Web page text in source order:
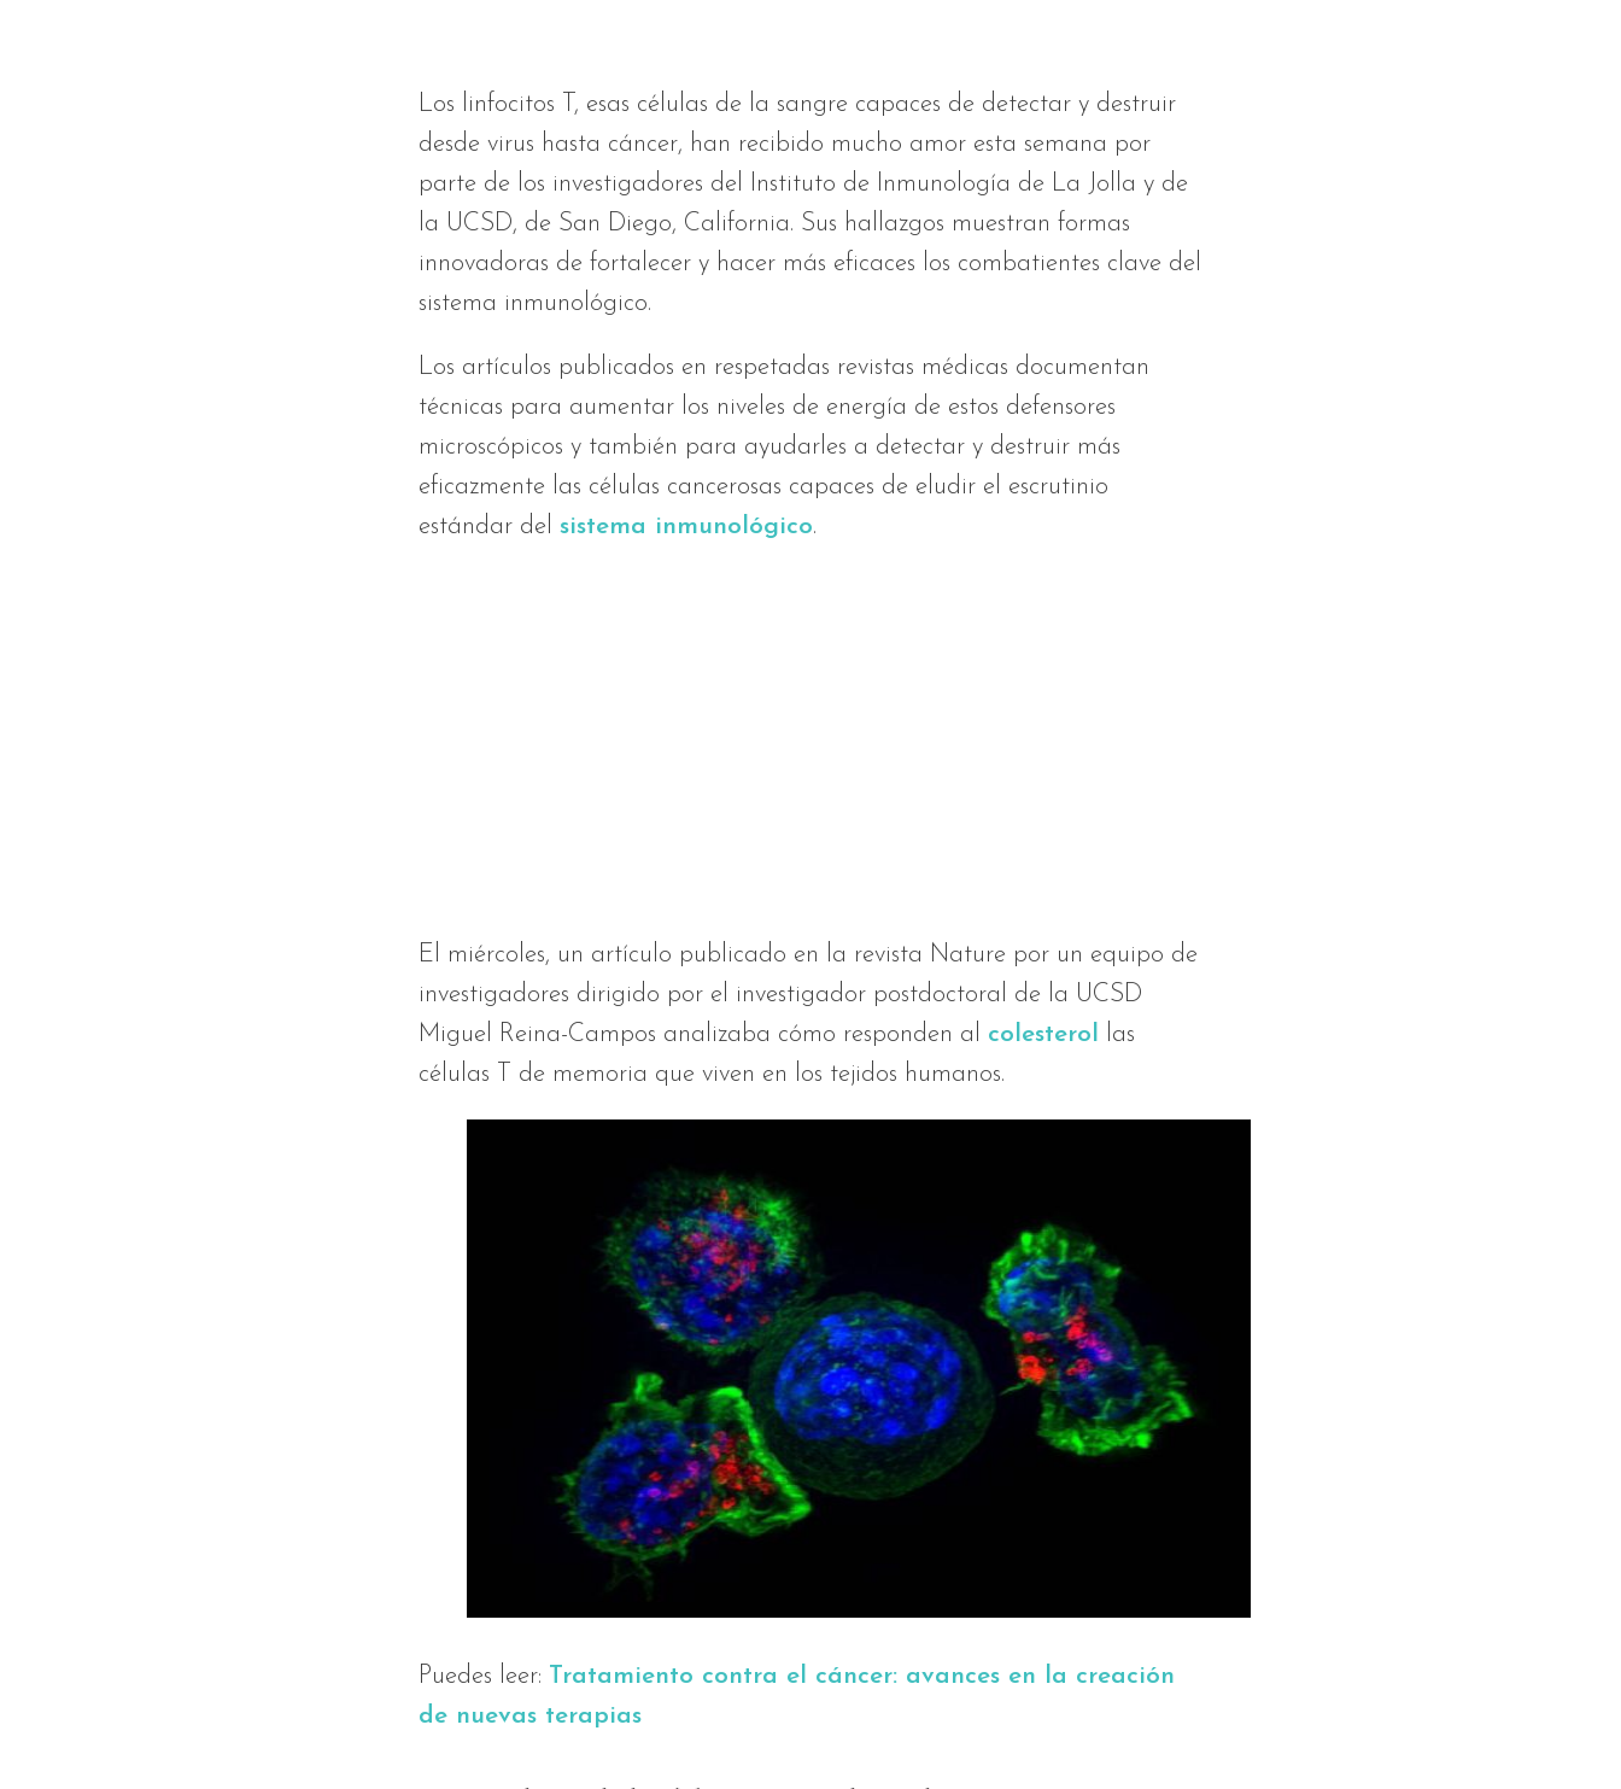
Los linfocitos T, esas células de la sangre capaces de detectar y destruir
desde virus hasta cáncer, han recibido mucho amor esta semana por
parte de los investigadores del Instituto de Inmunología de La Jolla y de
la UCSD, de San Diego, California. Sus hallazgos muestran formas
innovadoras de fortalecer y hacer más eficaces los combatientes clave del
sistema inmunológico.
Los artículos publicados en respetadas revistas médicas documentan
técnicas para aumentar los niveles de energía de estos defensores
microscópicos y también para ayudarles a detectar y destruir más
eficazmente las células cancerosas capaces de eludir el escrutinio
estándar del sistema inmunológico.
El miércoles, un artículo publicado en la revista Nature por un equipo de
investigadores dirigido por el investigador postdoctoral de la UCSD
Miguel Reina-Campos analizaba cómo responden al colesterol
las
células T de memoria que viven en los tejidos humanos.
Puedes leer: Tratamiento contra el cáncer: avances en la creación
de nuevas terapias